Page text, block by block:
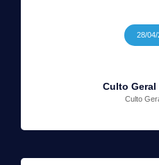
28/04/
Culto
Culto